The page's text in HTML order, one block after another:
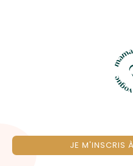
JE M'INSCRIS